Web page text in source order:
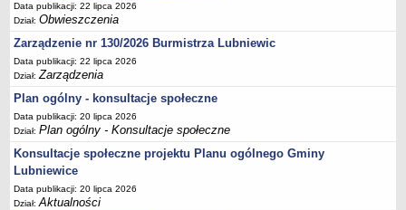
Umorzenia, odroczenia, raty
Fundacje i Stowarzyszenia dofinansowane z JST
Pomoc publiczna
Budżet obywatelski
Majątek jednostek podległych
Koszt wychowania przedszkolnego
Stawki czynszów najmu lokali mieszkalnych
PRZETARGI
Zamówienia publiczne
Data publikacji: 22 lipca 2026
Dział:Obwieszczenia
Zarządzenie nr 130/2026 Burmistrza Lubniewic
Data publikacji: 22 lipca 2026
Dział:Zarządzenia
Plan ogólny - konsultacje społeczne
Data publikacji: 20 lipca 2026
Dział:Plan ogólny - Konsultacje społeczne
Konsultacje społeczne projektu Planu ogólnego Gminy
Lubniewice
Data publikacji: 20 lipca 2026
Dział:Aktualności